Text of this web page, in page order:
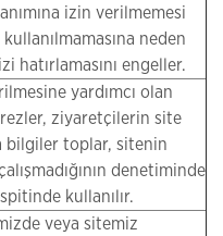
izin verilmemesi
neden
hatırlamasını engeller.
yardımcı olan
ziyaretçilerin site
bilgiler toplar, sitenin
denetiminde
kullanılır.
veya sitemiz